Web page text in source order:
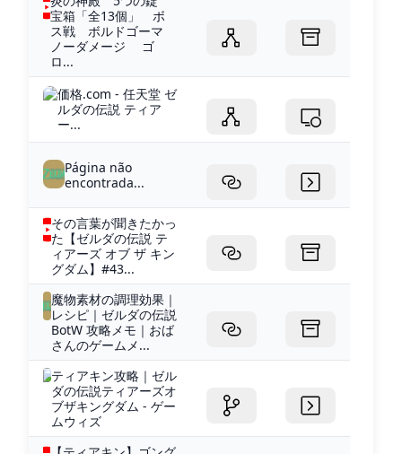
宝箱「全13個」 ボ
ス戦 ボルドゴーマ
ノーダメージ ゴ
ロ...
価格.com - 任天堂 ゼ
ルダの伝説 ティア
ー...
Página não
encontrada...
その言葉が聞きたかっ
た【ゼルダの伝説 テ
ィアーズ オブ ザ キン
グダム】#43...
魔物素材の調理効果｜
レシピ｜ゼルダの伝説
BotW 攻略メモ｜おば
さんのゲームメ...
ティアキン攻略｜ゼル
ダの伝説ティアーズオ
ブザキングダム - ゲー
ムウィズ